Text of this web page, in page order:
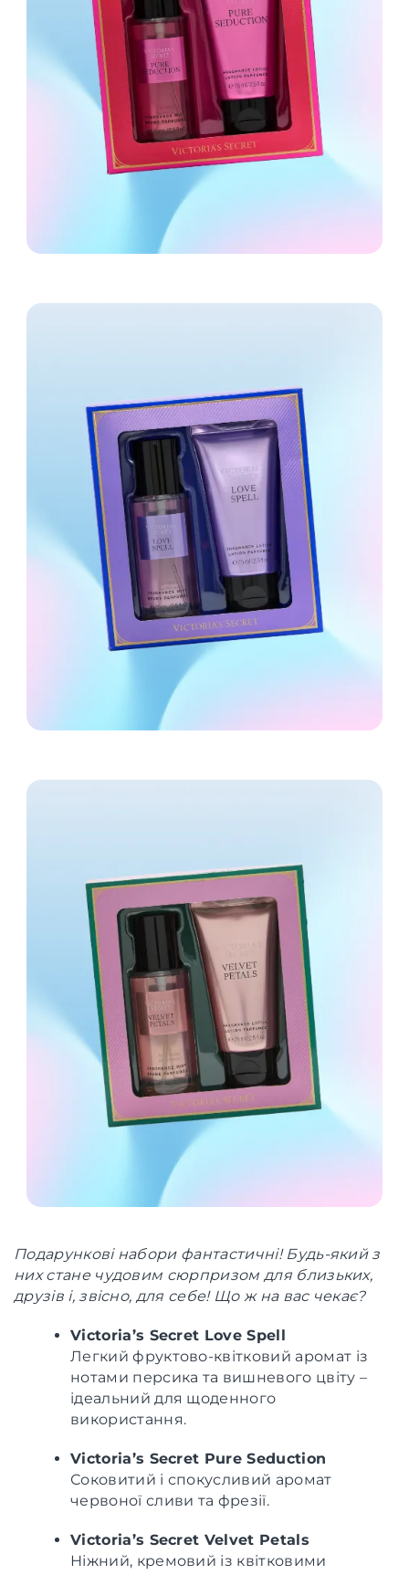
Подарункові набори фантастичні! Будь-який з
них стане чудовим сюрпризом для близьких,
друзів і, звісно, для себе! Що ж на вас чекає?
Victoria’s Secret Love Spell
Легкий фруктово-квітковий аромат із
нотами персика та вишневого цвіту –
ідеальний для щоденного
використання.
Victoria’s Secret Pure Seduction
Соковитий і спокусливий аромат
червоної сливи та фрезії.
Victoria’s Secret Velvet Petals
Ніжний, кремовий із квітковими